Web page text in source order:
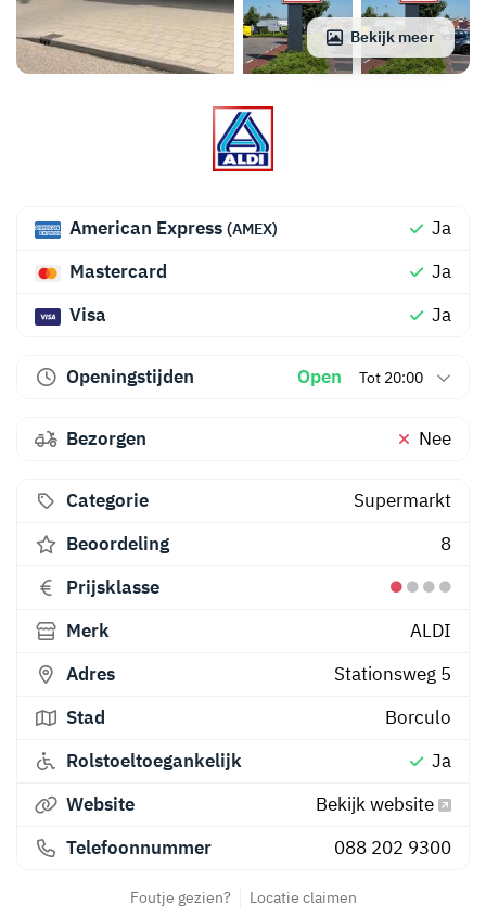
Bekijk meer
American Express (AMEX)
Ja
Mastercard
Ja
Visa
Ja
Openingstijden Open Tot 20:00
Bezorgen Nee
Categorie
Supermarkt
Beoordeling
8
Prijsklasse
Merk
ALDI
Adres
Stationsweg 5
Stad
Borculo
Rolstoeltoegankelijk
Ja
Website
Bekijk website
Telefoonnummer
088 202 9300
Foutje gezien? Locatie claimen